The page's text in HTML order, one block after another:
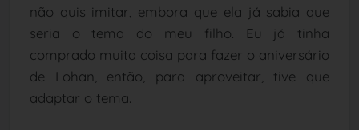
não quis imitar, embora que ela já sabia que
seria o tema do meu filho. Eu já tinha
comprado muita coisa para fazer o aniversário
de Lohan, então, para aproveitar, tive que
adaptar o tema.